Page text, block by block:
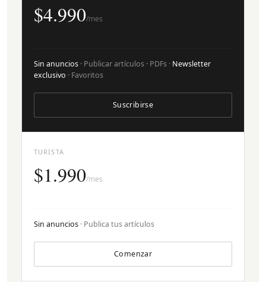
TURISTA
$1.990/mes
Sin anuncios · Publica tus artículos
Comenzar
$4.990/mes
Sin anuncios · Publicar artículos · PDFs · Newsletter
exclusivo · Favoritos
Suscribirse